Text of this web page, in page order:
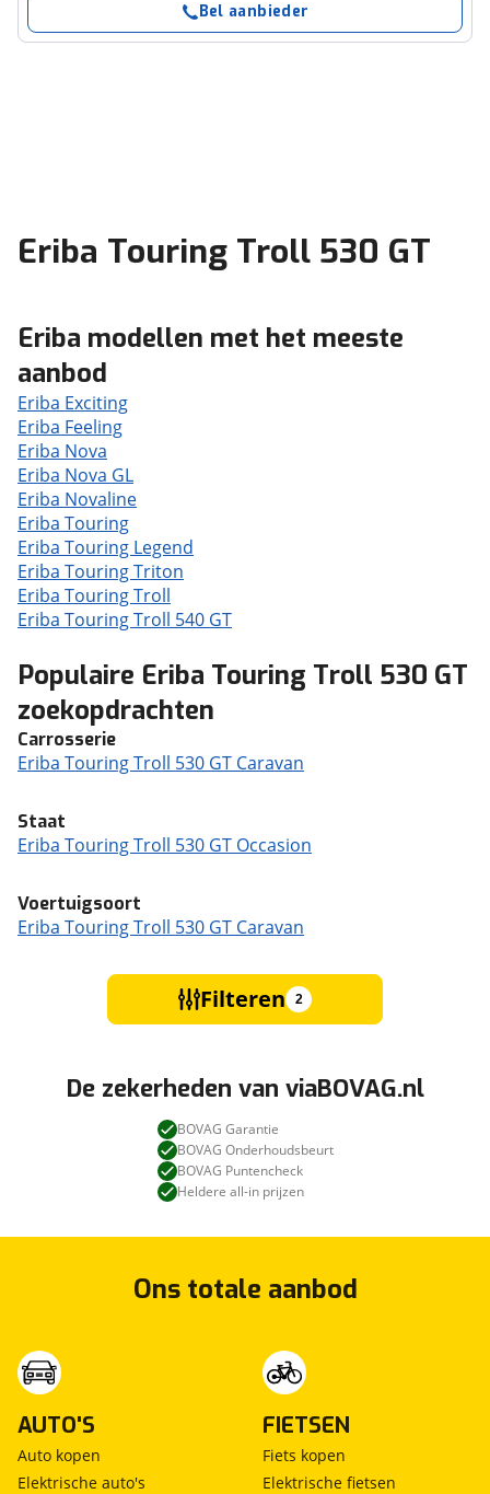
Bel aanbieder
Eriba Touring Troll 530 GT
Eriba modellen met het meeste
aanbod
Eriba Exciting
Eriba Feeling
Eriba Nova
Eriba Nova GL
Eriba Novaline
Eriba Touring
Eriba Touring Legend
Eriba Touring Triton
Eriba Touring Troll
Eriba Touring Troll 540 GT
Populaire Eriba Touring Troll 530 GT
zoekopdrachten
Carrosserie
Eriba Touring Troll 530 GT Caravan
Staat
Eriba Touring Troll 530 GT Occasion
Voertuigsoort
Eriba Touring Troll 530 GT Caravan
Filteren 2
De zekerheden van viaBOVAG.nl
BOVAG Garantie
BOVAG Onderhoudsbeurt
BOVAG Puntencheck
Heldere all-in prijzen
Ons totale aanbod
AUTO'S
Auto kopen
Elektrische auto's
FIETSEN
Fiets kopen
Elektrische fietsen